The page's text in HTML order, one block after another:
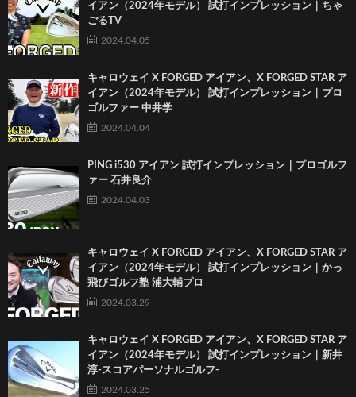
イアン（2024年モデル） 試打インプレッション｜ちゃ
ごるTV
2024.04.05
キャロウェイ X FORGED アイアン、X FORGED STAR ア
イアン（2024年モデル） 試打インプレッション｜プロ
ゴルファー 中井学
2024.04.04
PING i530 アイアン 試打インプレッション｜プロゴルフ
ァー 石井良介
2024.04.03
キャロウェイ X FORGED アイアン、X FORGED STAR ア
イアン（2024年モデル） 試打インプレッション｜かっ
飛びゴルフ塾 浦大輔プロ
2024.03.29
キャロウェイ X FORGED アイアン、X FORGED STAR ア
イアン（2024年モデル） 試打インプレッション｜新井
淳-スコアパーソナルゴルフ-
2024.03.25